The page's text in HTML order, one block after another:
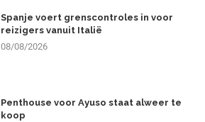
Spanje voert grenscontroles in voor
reizigers vanuit Italië
08/08/2026
Penthouse voor Ayuso staat alweer te
koop